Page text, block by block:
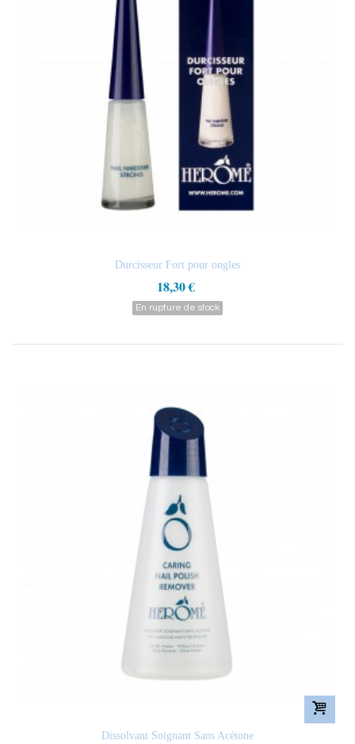
Durcisseur Fort pour ongles
18,30 €
En rupture de stock
Dissolvant Soignant Sans Acétone